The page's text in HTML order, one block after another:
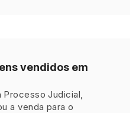
vendidos em
Processo Judicial,
a venda para o